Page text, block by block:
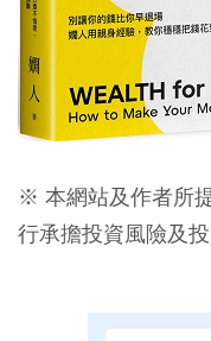
※ 本網站及作者所
行承擔投資風險及投